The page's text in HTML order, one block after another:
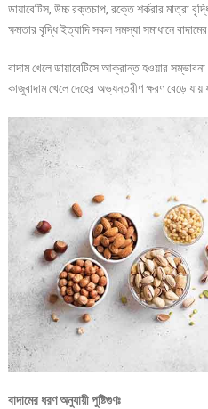
ডায়াবেটিস, উচ্চ রক্তচাপ, রক্তে শর্করার মাত্রা
ক্ষমতার বৃদ্ধি ইত্যাদি সকল সমস্যা সমাধানে
বাদাম খেলে ডায়াবেটিসে আক্রান্ত হওয়ার
কাজুবাদাম খেলে দেহের অভ্যন্তরীণ ক্ষরণ বেড়ে
বাদামের ধরণ অনুযায়ী পুষ্টিগুণঃ